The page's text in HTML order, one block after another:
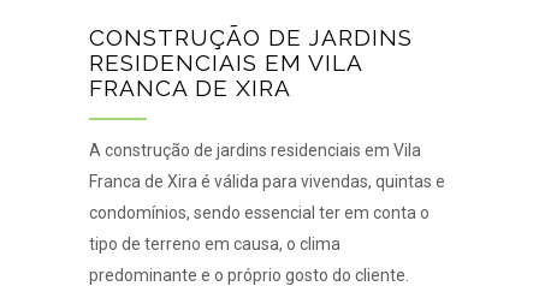
CONSTRUÇÃO DE JARDINS
RESIDENCIAIS EM VILA
FRANCA DE XIRA
A construção de jardins residenciais em Vila
Franca de Xira é válida para vivendas, quintas e
condomínios, sendo essencial ter em conta o
tipo de terreno em causa, o clima
predominante e o próprio gosto do cliente.